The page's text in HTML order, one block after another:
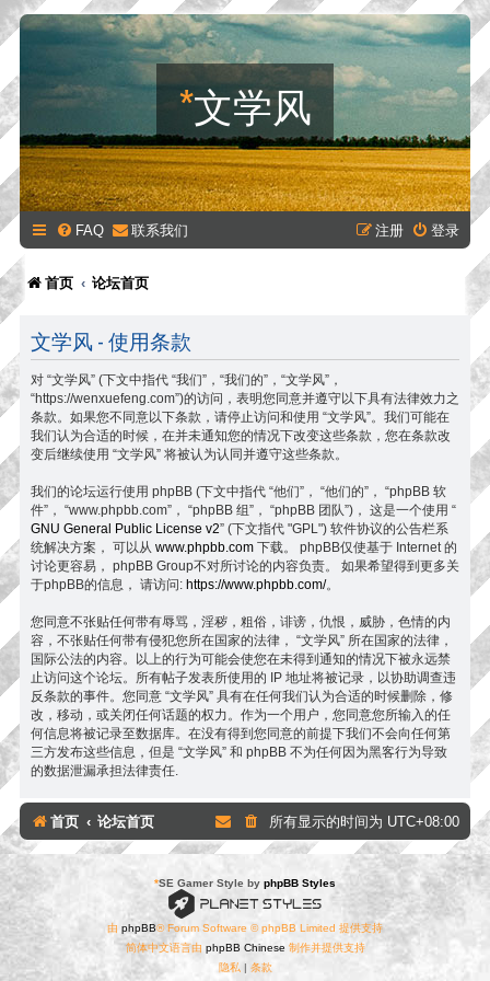
*文学风
FAQ 联系我们 登录
注册
首页 论坛首页
文学风 - 使用条款
对 “文学风” (下文中指代 “我们”，“我们的”，“文学风”，
“https://wenxuefeng.com”)的访问，表明您同意并遵守以下具有法律效力之
条款。如果您不同意以下条款，请停止访问和使用 “文学风”。我们可能在
我们认为合适的时候，在并未通知您的情况下改变这些条款，您在条款改
变后继续使用 “文学风” 将被认为认同并遵守这些条款。
我们的论坛运行使用 phpBB (下文中指代 “他们”， “他们的”， “phpBB 软
件”， “www.phpbb.com”， “phpBB 组”， “phpBB 团队”)， 这是一个使用 “
GNU General Public License v2” (下文指代 "GPL") 软件协议的公告栏系
统解决方案， 可以从 www.phpbb.com 下载。 phpBB仅使基于 Internet 的
讨论更容易， phpBB Group不对所讨论的内容负责。 如果希望得到更多关
于phpBB的信息， 请访问: https://www.phpbb.com/。
您同意不张贴任何带有辱骂，淫秽，粗俗，诽谤，仇恨，威胁，色情的内
容，不张贴任何带有侵犯您所在国家的法律， “文学风” 所在国家的法律，
国际公法的内容。以上的行为可能会使您在未得到通知的情况下被永远禁
止访问这个论坛。所有帖子发表所使用的 IP 地址将被记录，以协助调查违
反条款的事件。您同意 “文学风” 具有在任何我们认为合适的时候删除，修
改，移动，或关闭任何话题的权力。作为一个用户，您同意您所输入的任
何信息将被记录至数据库。在没有得到您同意的前提下我们不会向任何第
三方发布这些信息，但是 “文学风” 和 phpBB 不为任何因为黑客行为导致
的数据泄漏承担法律责任.
首页 论坛首页 所有显示的时间为 UTC+08:00
*SE Gamer Style by phpBB Styles
由 phpBB® Forum Software © phpBB Limited 提供支持
简体中文语言由 phpBB Chinese 制作并提供支持
隐私 | 条款